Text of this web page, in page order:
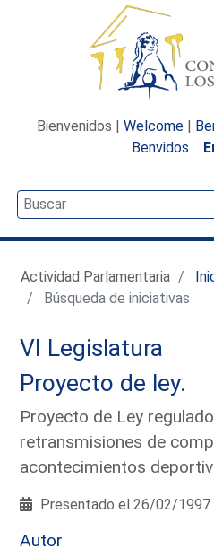
Bienvenidos | Welcome |
Benvidos
Actividad Parlamentaria
Búsqueda de iniciativas
VI Legislatura
Proyecto de ley.
Proyecto de Ley
retransmisiones de
acontecimientos
Presentado el 26/02/
Autor